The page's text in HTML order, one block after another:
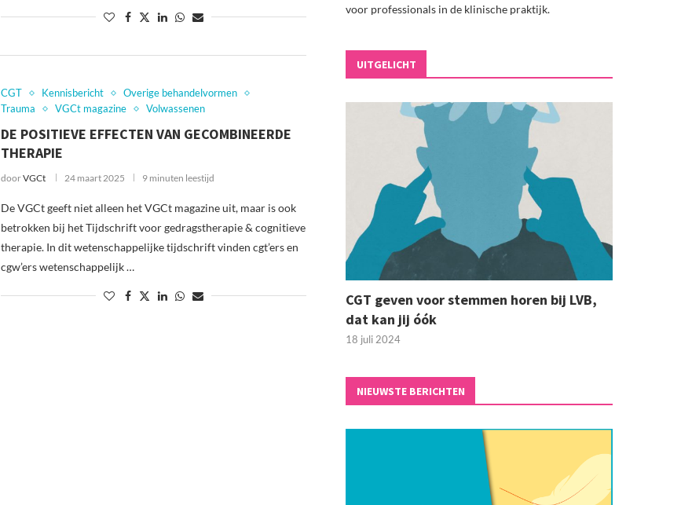
CGT Kennisbericht
Overige behandelvormen
Trauma
VGCt magazine Volwassenen
DE POSITIEVE EFFECTEN VAN GECOMBINEERDE
THERAPIE
doorVGCt 24 maart 2025 9 minuten leestijd
De VGCt geeft niet alleen het VGCt magazine uit, maar is ook
betrokken bij het Tijdschrift voor gedragstherapie & cognitieve
therapie. In dit wetenschappelijke tijdschrift vinden cgt’ers en
cgw’ers wetenschappelijk …
voor professionals in de klinische praktijk.
UITGELICHT
CGT geven voor stemmen horen bij LVB,
dat kan jij óók
18 juli 2024
NIEUWSTE BERICHTEN